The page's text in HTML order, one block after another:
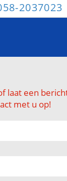
2037023
laat een
met u op!